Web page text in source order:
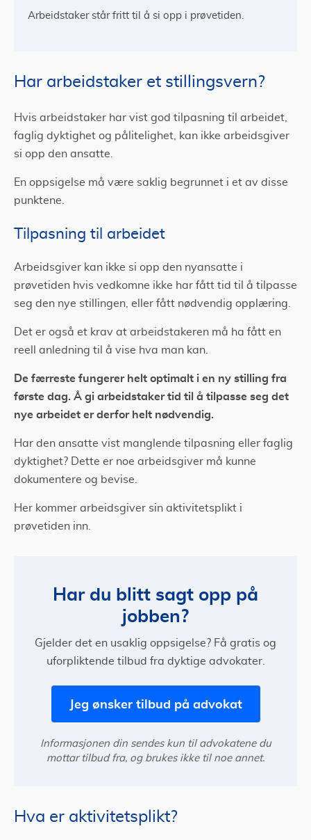
Arbeidstaker står fritt til å si opp i prøvetiden.
Har arbeidstaker et stillingsvern?
Hvis arbeidstaker har vist god tilpasning til arbeidet,
faglig dyktighet og pålitelighet, kan ikke arbeidsgiver
si opp den ansatte.
En oppsigelse må være saklig begrunnet i et av disse
punktene.
Tilpasning til arbeidet
Arbeidsgiver kan ikke si opp den nyansatte i
prøvetiden hvis vedkomne ikke har fått tid til å tilpasse
seg den nye stillingen, eller fått nødvendig opplæring.
Det er også et krav at arbeidstakeren må ha fått en
reell anledning til å vise hva man kan.
De færreste fungerer helt optimalt i en ny stilling fra
første dag. Å gi arbeidstaker tid til å tilpasse seg det
nye arbeidet er derfor helt nødvendig.
Har den ansatte vist manglende tilpasning eller faglig
dyktighet? Dette er noe arbeidsgiver må kunne
dokumentere og bevise.
Her kommer arbeidsgiver sin aktivitetsplikt i
prøvetiden inn.
Har du blitt sagt opp på
jobben?
Gjelder det en usaklig oppsigelse? Få gratis og
uforpliktende tilbud fra dyktige advokater.
Jeg ønsker tilbud på advokat
Informasjonen din sendes kun til advokatene du
mottar tilbud fra, og brukes ikke til noe annet.
Hva er aktivitetsplikt?